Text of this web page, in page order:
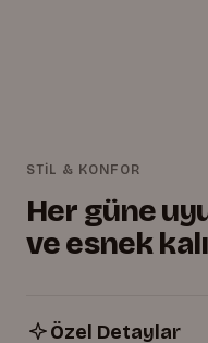
STİL & KONFOR
Her güne
ve esnek
Özel Detaylar